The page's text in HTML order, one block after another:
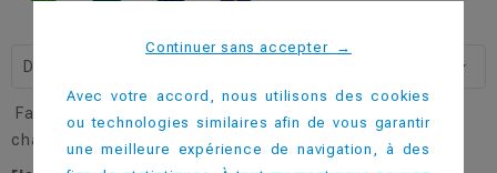
Description
Faites pétiller vos moments de partage avec notre flûte à
champagne, symbole de festivité.
Continuer sans accepter →
Avec votre accord, nous utilisons des cookies
ou technologies similaires afin de vous garantir
une meilleure expérience de navigation, à des